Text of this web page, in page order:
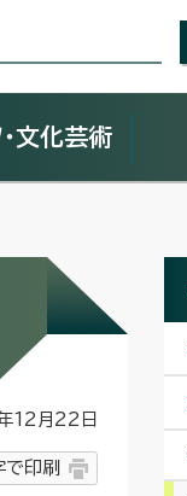
文化芸術
12月22日
で印刷